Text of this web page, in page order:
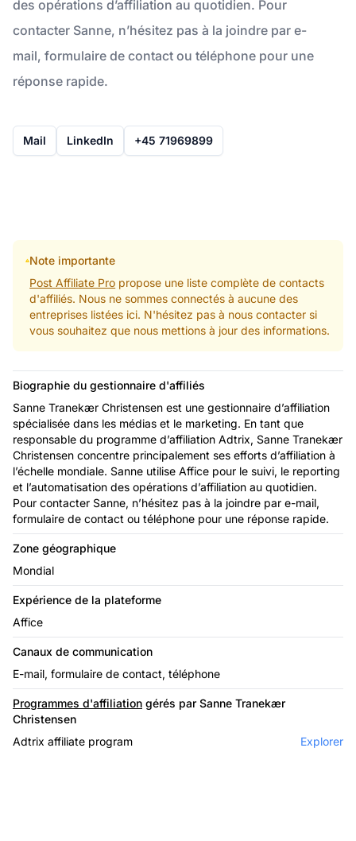
des opérations d’affiliation au quotidien. Pour
contacter Sanne, n’hésitez pas à la joindre par e-
mail, formulaire de contact ou téléphone pour une
réponse rapide.
Mail LinkedIn +45 71969899
Note importante
Post Affiliate Pro propose une liste complète de contacts
d'affiliés. Nous ne sommes connectés à aucune des
entreprises listées ici. N'hésitez pas à nous contacter si
vous souhaitez que nous mettions à jour des informations.
Biographie du gestionnaire d'affiliés
Sanne Tranekær Christensen est une gestionnaire d’affiliation
spécialisée dans les médias et le marketing. En tant que
responsable du programme d’affiliation Adtrix, Sanne Tranekær
Christensen concentre principalement ses efforts d’affiliation à
l’échelle mondiale. Sanne utilise Affice pour le suivi, le reporting
et l’automatisation des opérations d’affiliation au quotidien.
Pour contacter Sanne, n’hésitez pas à la joindre par e-mail,
formulaire de contact ou téléphone pour une réponse rapide.
Zone géographique
Mondial
Expérience de la plateforme
Affice
Canaux de communication
E-mail, formulaire de contact, téléphone
Programmes d'affiliation gérés par Sanne Tranekær
Christensen
Adtrix affiliate program
Explorer